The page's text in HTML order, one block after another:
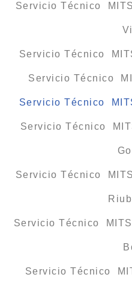
Servicio Técnico
Servicio Técnico
Servicio Técnico
Servicio Técnico
Servicio Técnico
Servicio Técnico
Servicio Técnico
Servicio Técnico